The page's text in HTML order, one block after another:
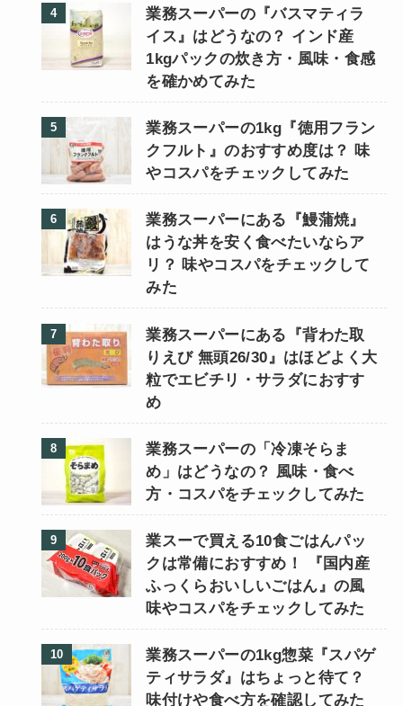
業務スーパーの『バスマティラ
イス』はどうなの？ インド産
1kgパックの炊き方・風味・食感
を確かめてみた
業務スーパーの1kg『徳用フラン
クフルト』のおすすめ度は？ 味
やコスパをチェックしてみた
業務スーパーにある『鰻蒲焼』
はうな丼を安く食べたいならア
リ？ 味やコスパをチェックして
みた
業務スーパーにある『背わた取
りえび 無頭26/30』はほどよく大
粒でエビチリ・サラダにおすす
め
業務スーパーの「冷凍そらま
め」はどうなの？ 風味・食べ
方・コスパをチェックしてみた
業スーで買える10食ごはんパッ
クは常備におすすめ！ 『国内産
ふっくらおいしいごはん』の風
味やコスパをチェックしてみた
業務スーパーの1kg惣菜『スパゲ
ティサラダ』はちょっと待て？
味付けや食べ方を確認してみた